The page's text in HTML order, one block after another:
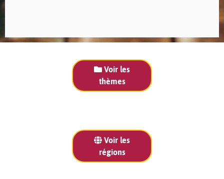
Voir les
thèmes
Voir les
régions